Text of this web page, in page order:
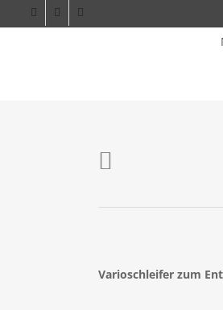
facebookphoneemail
Varioschleifer zum